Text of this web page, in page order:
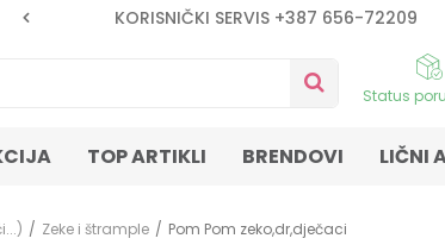
KORISNIČKI SERVIS +387 656-72209
Status
TOP ARTIKLI BRENDOVI LIČNI
Zeke i štrample Pom Pom zeko,dr,dječaci